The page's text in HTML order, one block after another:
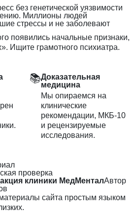
без генетической уязвимости
Миллионы людей
стрессы и не заболевают
появились начальные признаки,
Ищите грамотного психиатра.
📚Доказательная
медицина
Мы опираемся на
клинические
рекомендации, МКБ-10
и рецензируемые
исследования.
проверка
клиники МедМенталАвтор
сайта простым языком